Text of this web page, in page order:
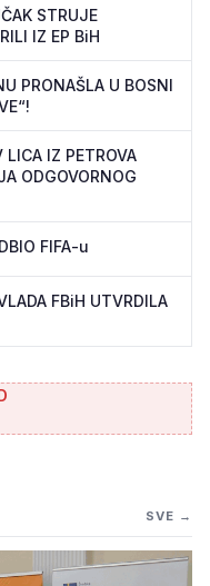
STRUJE
IZ EP BiH
PRONAŠLA U BOSNI
IZ PETROVA
ODGOVORNOG
FIFA-u
FBiH UTVRDILA
SVE →